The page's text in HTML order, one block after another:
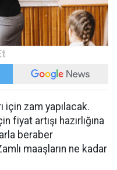
için zam yapılacak.
artışı hazırlığına
beraber
maaşların ne kadar